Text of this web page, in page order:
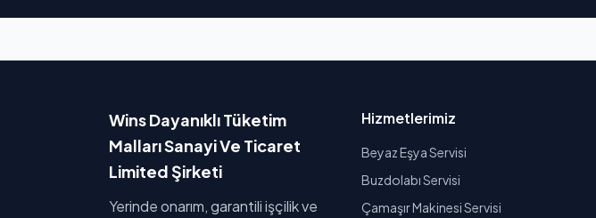
Wins Dayanıklı Tüketim
Malları Sanayi Ve Ticaret
Limited Şirketi
Yerinde onarım, garantili işçilik ve
Hizmetlerimiz
Beyaz Eşya Servisi
Buzdolabı Servisi
Çamaşır Makinesi Servisi